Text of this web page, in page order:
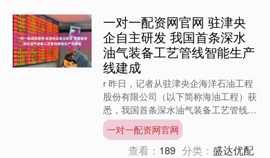
一对一配资网官网 驻津央
企自主研发 我国首条深水
油气装备工艺管线智能生产
线建成
r 昨日，记者从驻津央企海洋石油工程
股份有限公司（以下简称海油工程）获
悉，我国首条深水油气装备工艺管线智
能生产线建成，进入调试阶段。该生产
线由驻津央企海油工程自....
一对一配资网官网
查看： 189 分类：盛达优配